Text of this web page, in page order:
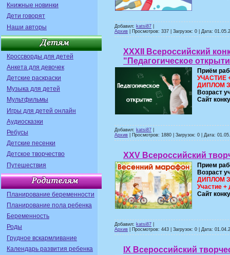
Книжные новинки
Дети говорят
Наши авторы
Кроссворды для детей
Анкета для девочек
Детские раскраски
Музыка для детей
Мультфильмы
Игры для детей онлайн
Аудиосказки
Ребусы
Детские песенки
Детское творчество
Путешествия
Планирование беременности
Планирование пола ребенка
Беременность
Роды
Грудное вскармливание
Календарь развития ребенка
Добавил: katsi87
Архив | Просмотров: 337 | Загрузок: 0 | Дата:
XXXII Всероссийский
"Педагогическое
Приём
УЧАСТИЕ
ДИПЛОМ
Возраст
Сайт
Добавил: katsi87
Архив | Просмотров: 1880 | Загрузок: 0 | Дата:
XXV Всероссийский
Прием
Возраст
ДИПЛОМ
Участие +
Сайт
Добавил: katsi87
Архив | Просмотров: 443 | Загрузок: 0 | Дата:
IX Всероссийский